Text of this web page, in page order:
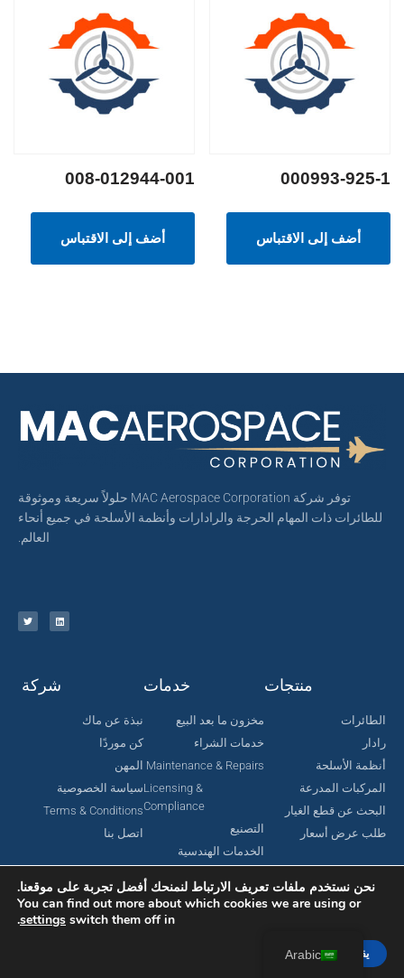
000993-925-1
أضف إلى الاقتباس
008-012944-001
أضف إلى الاقتباس
توفر شركة MAC Aerospace Corporation حلولاً سريعة وموثوقة
للطائرات ذات المهام الحرجة والرادارات وأنظمة الأسلحة في جميع أنحاء
العالم.
منتجات
الطائرات
رادار
أنظمة الأسلحة
المركبات المدرعة
البحث عن قطع الغيار
طلب عرض أسعار
خدمات
مخزون ما بعد البيع
خدمات الشراء
Maintenance & Repairs
Licensing &
Compliance
التصنيع
الخدمات الهندسية
شركة
نبذة عن ماك
كن موردًا
المهن
سياسة الخصوصية
Terms & Conditions
اتصل بنا
Arabic
نحن نستخدم ملفات تعريف الارتباط لنمنحك أفضل تجربة على موقعنا.
You can find out more about which cookies we are using or
switch them off in
settings
.
يقبل